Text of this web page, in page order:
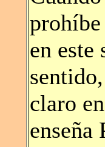
en este
claro
enseña